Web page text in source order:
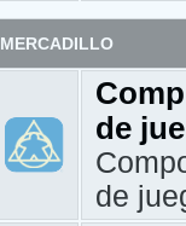
MERCADILLO
de
de